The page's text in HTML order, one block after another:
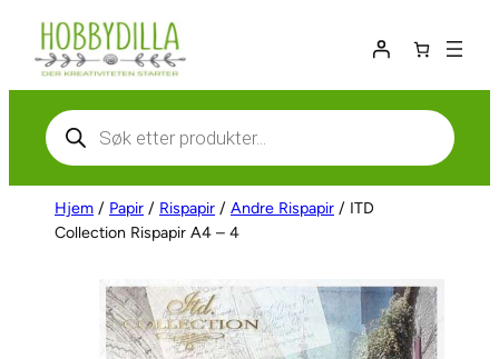
Hopp
innhold
Products
search
Hjem / Papir / Rispapir / Andre Rispapir / ITD
Collection Rispapir A4 – 4